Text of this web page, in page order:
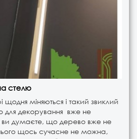
стелю
щодня міняються і такий звиклий
для декорування вже не
думаєте, що дерево вже не
щось сучасне не можна,